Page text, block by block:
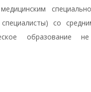
со
образование